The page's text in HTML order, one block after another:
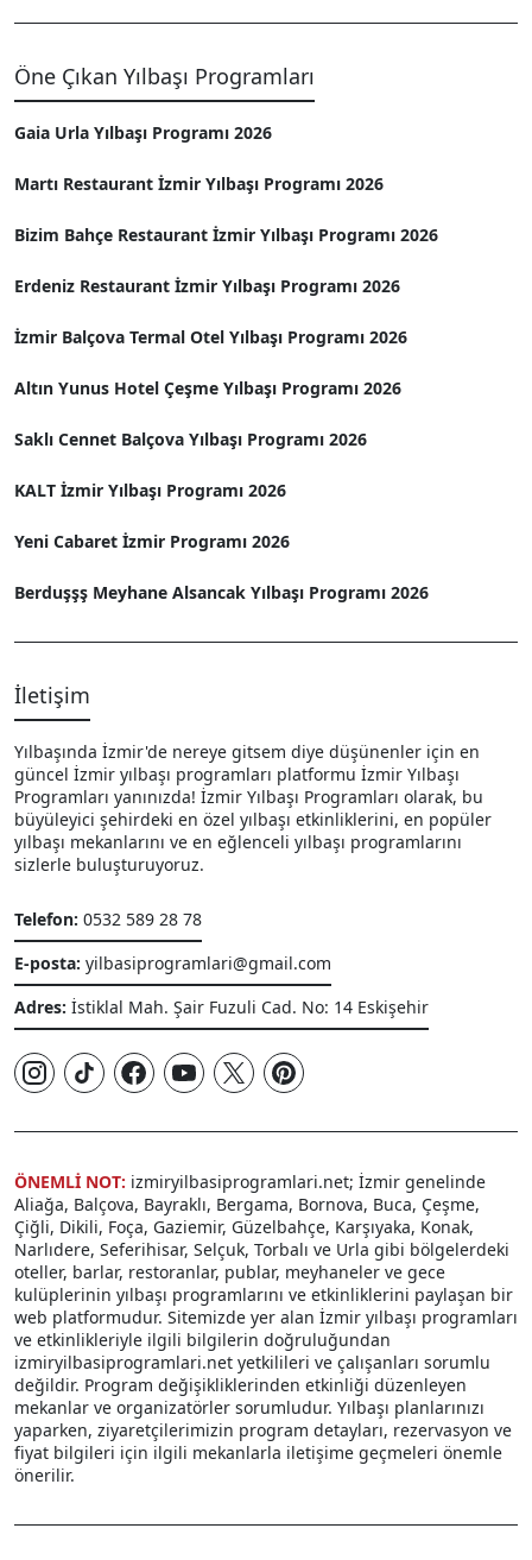
Öne Çıkan Yılbaşı Programları
Gaia Urla Yılbaşı Programı 2026
Martı Restaurant İzmir Yılbaşı Programı 2026
Bizim Bahçe Restaurant İzmir Yılbaşı Programı 2026
Erdeniz Restaurant İzmir Yılbaşı Programı 2026
İzmir Balçova Termal Otel Yılbaşı Programı 2026
Altın Yunus Hotel Çeşme Yılbaşı Programı 2026
Saklı Cennet Balçova Yılbaşı Programı 2026
KALT İzmir Yılbaşı Programı 2026
Yeni Cabaret İzmir Programı 2026
Berduşşş Meyhane Alsancak Yılbaşı Programı 2026
İletişim
Yılbaşında İzmir'de nereye gitsem diye düşünenler için en
güncel İzmir yılbaşı programları platformu İzmir Yılbaşı
Programları yanınızda! İzmir Yılbaşı Programları olarak, bu
büyüleyici şehirdeki en özel yılbaşı etkinliklerini, en popüler
yılbaşı mekanlarını ve en eğlenceli yılbaşı programlarını
sizlerle buluşturuyoruz.
Telefon: 0532 589 28 78
E-posta: yilbasiprogramlari@gmail.com
Adres: İstiklal Mah. Şair Fuzuli Cad. No: 14 Eskişehir
ÖNEMLİ NOT: izmiryilbasiprogramlari.net; İzmir genelinde
Aliağa, Balçova, Bayraklı, Bergama, Bornova, Buca, Çeşme,
Çiğli, Dikili, Foça, Gaziemir, Güzelbahçe, Karşıyaka, Konak,
Narlıdere, Seferihisar, Selçuk, Torbalı ve Urla gibi bölgelerdeki
oteller, barlar, restoranlar, publar, meyhaneler ve gece
kulüplerinin yılbaşı programlarını ve etkinliklerini paylaşan bir
web platformudur. Sitemizde yer alan İzmir yılbaşı programları
ve etkinlikleriyle ilgili bilgilerin doğruluğundan
izmiryilbasiprogramlari.net yetkilileri ve çalışanları sorumlu
değildir. Program değişikliklerinden etkinliği düzenleyen
mekanlar ve organizatörler sorumludur. Yılbaşı planlarınızı
yaparken, ziyaretçilerimizin program detayları, rezervasyon ve
fiyat bilgileri için ilgili mekanlarla iletişime geçmeleri önemle
önerilir.